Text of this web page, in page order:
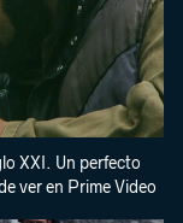
XXI. Un perfecto
ver en Prime Video